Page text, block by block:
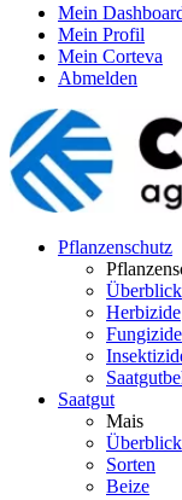
Mein
Mein Profil
Mein Corteva
Abmelden
Pflanzenschutz
Überblick
Herbizide
Fungizide
Saatgut
Mais
Überblick
Sorten
Beize